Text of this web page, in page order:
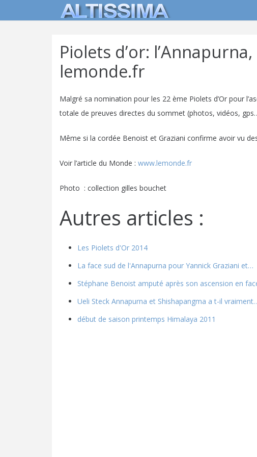
Piolets d’or:
lemonde.fr
Malgré sa nomination pour les 22 ème Piolets d’Or pour
totale de preuves directes du sommet (photos, vidéos,
Même si la cordée Benoist et Graziani confirme avoir vu
Voir l’article du Monde : www.lemonde.fr
Photo : collection gilles bouchet
Autres articles :
Les Piolets d'Or 2014
La face sud de l'Annapurna pour Yannick Graziani et…
Stéphane Benoist amputé après son ascension en
Ueli Steck Annapurna et Shishapangma a t-il
début de saison printemps Himalaya 2011